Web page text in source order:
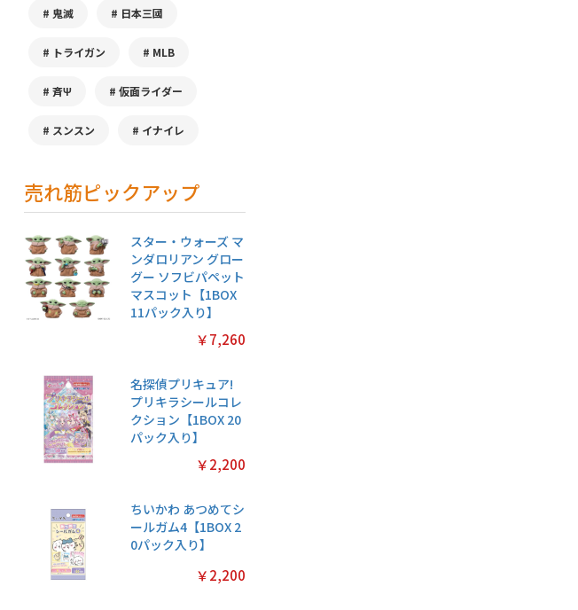
鬼滅 日本三國
トライガン MLB
斉Ψ 仮面ライダー
スンスン イナイレ
売れ筋ピックアップ
スター・ウォーズ マ
ンダロリアン グロー
グー ソフビパペット
マスコット【1BOX
11パック入り】
￥7,260
名探偵プリキュア!
プリキラシールコレ
クション【1BOX 20
パック入り】
￥2,200
ちいかわ あつめてシ
ールガム4【1BOX 2
0パック入り】
￥2,200